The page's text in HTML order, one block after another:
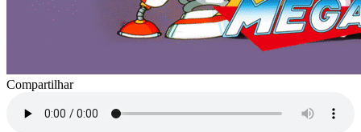
Compartilhar